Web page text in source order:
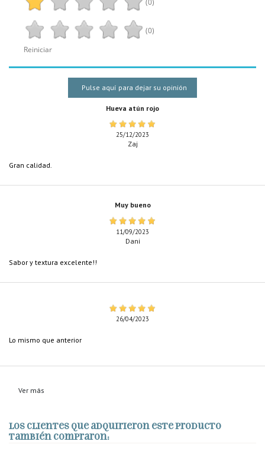
(0)
(0)
Reiniciar
Pulse aquí para dejar su opinión
Hueva atún rojo
25/12/2023
Zaj
Gran calidad.
Muy bueno
11/09/2023
Dani
Sabor y textura excelente!!
26/04/2023
Lo mismo que anterior
Ver más
Los clientes que adquirieron este producto
también compraron: